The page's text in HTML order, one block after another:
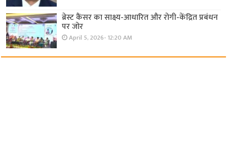
ब्रेस्ट कैंसर का साक्ष्य-आधारित और रोगी-केंद्रित प्रबंधन
पर जोर
April 5, 2026- 12:20 AM